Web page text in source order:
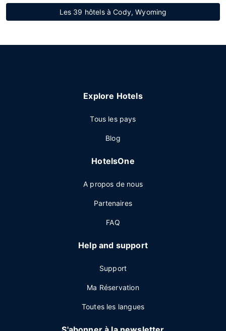
Les 39 hôtels à Cody, Wyoming
Explore Hotels
Tous les pays
Blog
HotelsOne
A propos de nous
Partenaires
FAQ
Help and support
Support
Ma Réservation
Toutes les langues